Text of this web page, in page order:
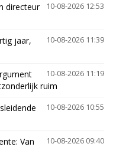
10-08-2026 12:53
directeur
10-08-2026 11:39
jaar,
10-08-2026 11:19
ruim
10-08-2026 10:55
10-08-2026 09:40
Van